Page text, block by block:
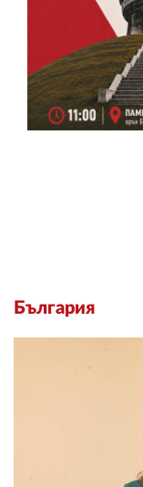
България